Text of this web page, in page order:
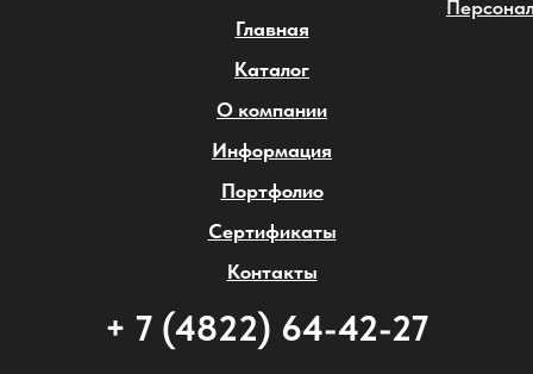
Главная
Каталог
О компании
Информация
Портфолио
Сертификаты
Контакты
+ 7 (4822) 64-42-27